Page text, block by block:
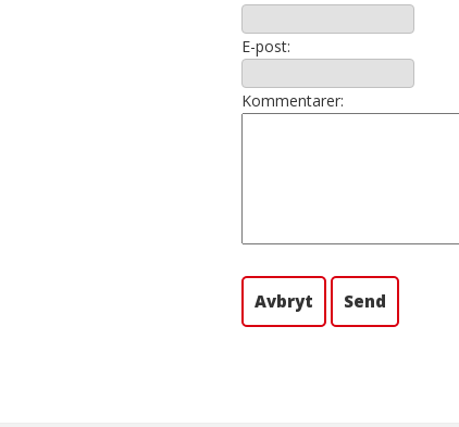
E-post:
Kommentarer: